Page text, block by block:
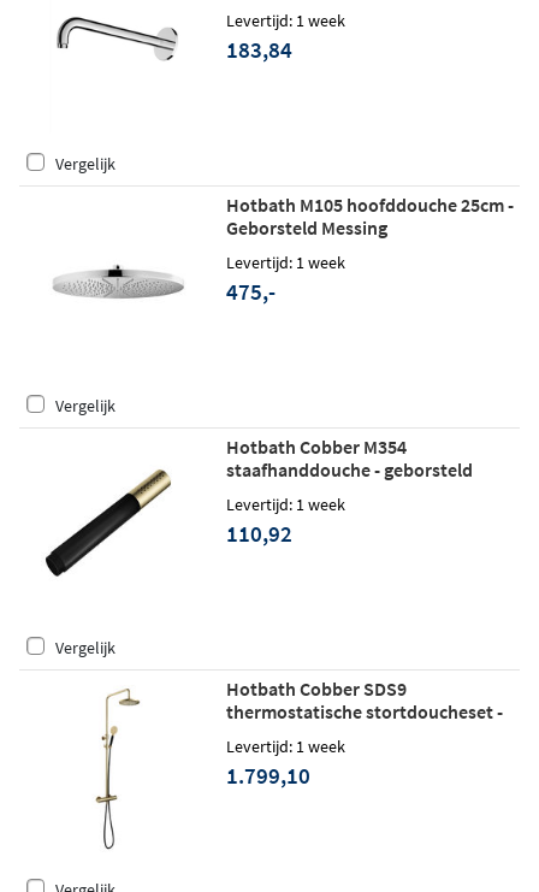
Levertijd: 1 week
183,84
Vergelijk
Hotbath M105 hoofddouche 25cm -
Geborsteld Messing
Levertijd: 1 week
475,-
Vergelijk
Hotbath Cobber M354
staafhanddouche - geborsteld
messing
Levertijd: 1 week
110,92
Vergelijk
Hotbath Cobber SDS9
thermostatische stortdoucheset -
hoofddouche - geborsteld messing
Levertijd: 1 week
1.799,10